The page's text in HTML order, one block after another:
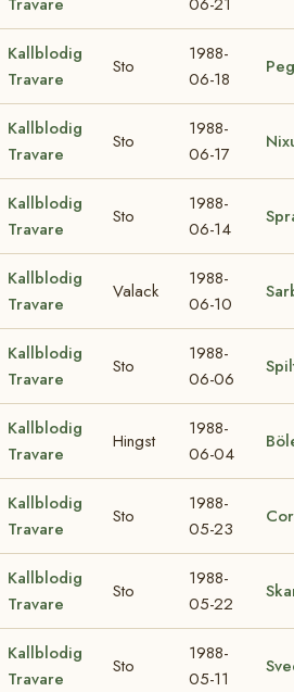
Kallblodig
Travare
Sto
1988-
06-18
Kallblodig
Travare
Sto
1988-
06-17
Kallblodig
Travare
Sto
1988-
06-14
Kallblodig
Travare
Valack
1988-
06-10
Kallblodig
Travare
Sto
1988-
06-06
Kallblodig
Travare
Hingst
1988-
06-04
Kallblodig
Travare
Sto
1988-
05-23
Kallblodig
Travare
Sto
1988-
05-22
Kallblodig
Travare
Sto
1988-
05-11